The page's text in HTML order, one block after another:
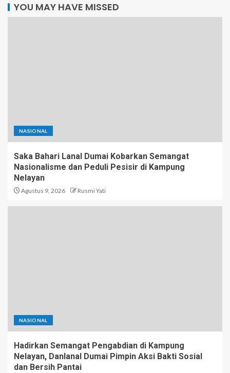
YOU MAY HAVE MISSED
NASIONAL
Saka Bahari Lanal Dumai Kobarkan Semangat
Nasionalisme dan Peduli Pesisir di Kampung
Nelayan
Agustus 9, 2026 Rusmi Yati
NASIONAL
Hadirkan Semangat Pengabdian di Kampung
Nelayan, Danlanal Dumai Pimpin Aksi Bakti Sosial
dan Bersih Pantai